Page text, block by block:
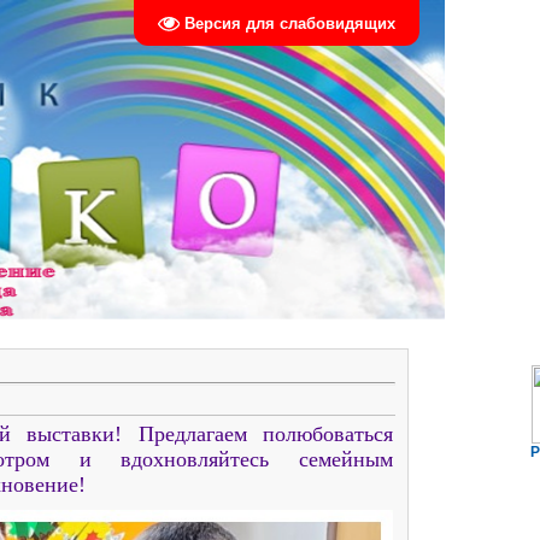
Версия для слабовидящих
выставки! Предлагаем полюбоваться
и вдохновляйтесь семейным